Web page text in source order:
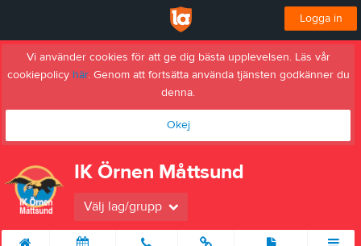
Logga in
Vi använder cookies för att ge dig bästa upplevelsen. Läs vår
cookiepolicy här. Genom att fortsätta använda tjänsten godkänner du
denna.
Okej
IK Örnen Måttsund
Välj lag/grupp